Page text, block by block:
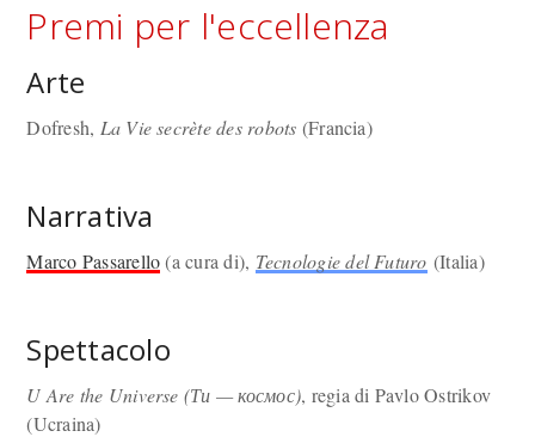
Premi per l'eccellenza
Arte
Dofresh, La Vie secrète des robots (Francia)
Narrativa
Marco Passarello(a cura di), Tecnologie del Futuro (Italia)
Spettacolo
U Are the Universe (Ти — космос), regia di Pavlo Ostrikov
(Ucraina)